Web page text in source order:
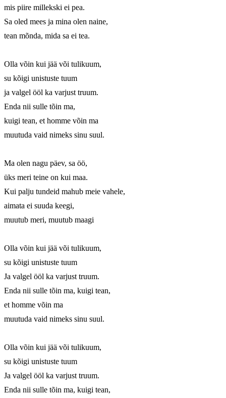
mis piire millekski ei pea.
Sa oled mees ja mina olen naine,
tean mõnda, mida sa ei tea.
Olla võin kui jää või tulikuum,
su kõigi unistuste tuum
ja valgel ööl ka varjust truum.
Enda nii sulle tõin ma,
kuigi tean, et homme võin ma
muutuda vaid nimeks sinu suul.
Ma olen nagu päev, sa öö,
üks meri teine on kui maa.
Kui palju tundeid mahub meie vahele,
aimata ei suuda keegi,
muutub meri, muutub maagi
Olla võin kui jää või tulikuum,
su kõigi unistuste tuum
Ja valgel ööl ka varjust truum.
Enda nii sulle tõin ma, kuigi tean,
et homme võin ma
muutuda vaid nimeks sinu suul.
Olla võin kui jää või tulikuum,
su kõigi unistuste tuum
Ja valgel ööl ka varjust truum.
Enda nii sulle tõin ma, kuigi tean,